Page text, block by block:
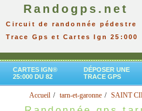
Randogps.net
Circuit de randonnée pédestre
Trace Gps et Cartes Ign 25:000
CARTES IGN®
25:000 DU 82
DÉPOSER UNE
TRACE GPS
Accueil tarn-et-garonne SAINT